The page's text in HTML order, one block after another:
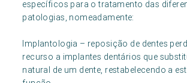
específicos para o tratamento das
patologias, nomeadamente:
Implantologia – reposição de dentes
recurso a implantes dentários que
natural de um dente, restabelecendo a